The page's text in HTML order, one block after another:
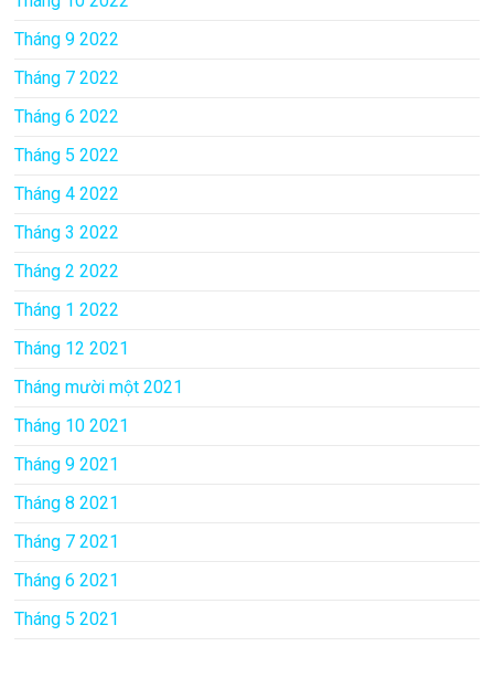
Tháng 9 2022
Tháng 7 2022
Tháng 6 2022
Tháng 5 2022
Tháng 4 2022
Tháng 3 2022
Tháng 2 2022
Tháng 1 2022
Tháng 12 2021
Tháng mười một 2021
Tháng 10 2021
Tháng 9 2021
Tháng 8 2021
Tháng 7 2021
Tháng 6 2021
Tháng 5 2021